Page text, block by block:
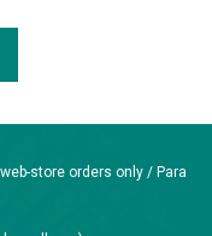
web-store orders only / Para